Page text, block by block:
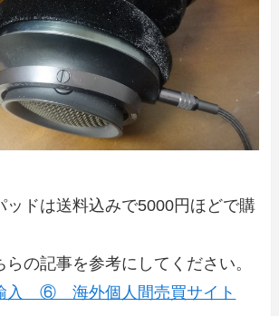
ッドは送料込みで5000円ほどで購
の記事を参考にしてください。
入 ⑥ 海外個人間売買サイト